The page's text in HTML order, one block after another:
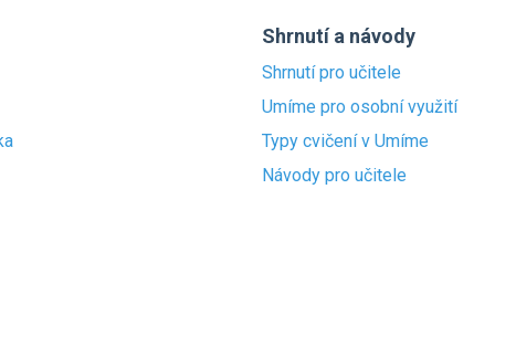
Shrnutí a návody
Shrnutí pro učitele
Umíme pro osobní využití
Typy cvičení v Umíme
Návody pro učitele